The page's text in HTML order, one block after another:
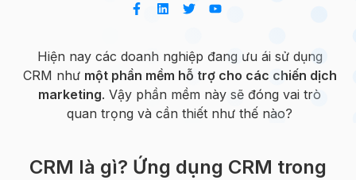
Hiện nay các doanh nghiệp đang ưu ái sử dụng
CRM như một phần mềm hỗ trợ cho các chiến dịch
marketing. Vậy phần mềm này sẽ đóng vai trò
quan trọng và cần thiết như thế nào?
CRM là gì? Ứng dụng CRM trong